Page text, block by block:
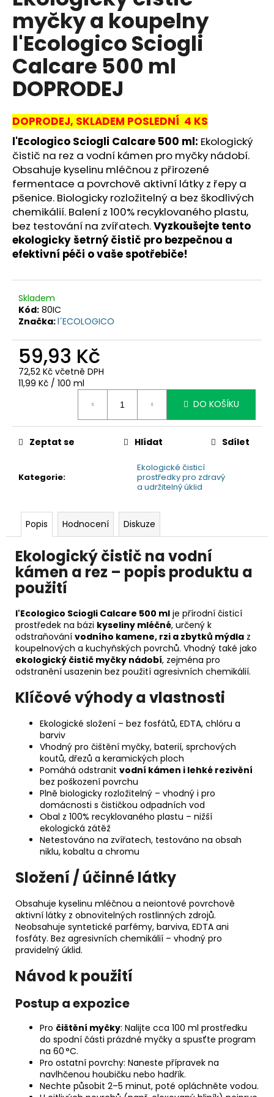
5
hvězdiček.
myčky a koupelny
l'Ecologico Sciogli
Calcare 500 ml
DOPRODEJ
DOPRODEJ, SKLADEM POSLEDNÍ 4 KS
l'Ecologico Sciogli Calcare 500 ml: Ekologický
čistič na rez a vodní kámen pro myčky nádobí.
Obsahuje kyselinu mléčnou z přirozené
fermentace a povrchově aktivní látky z řepy a
pšenice. Biologicky rozložitelný a bez škodlivých
chemikálií. Balení z 100% recyklovaného plastu,
bez testování na zvířatech.Vyzkoušejte tento
ekologicky šetrný čistič pro bezpečnou a
efektivní péči o vaše spotřebiče!
Skladem
Kód: 80IC
Značka:l´ECOLOGICO
59,93 Kč
72,52 Kč včetně DPH
Měrná
11,99 Kč / 100 ml
DO KOŠÍKU
Kategorie:
Ekologické čisticí
prostředky pro zdravý
a udržitelný úklid
Zeptat se Hlídat Sdílet
Popis Hodnocení Diskuze
Ekologický čistič na vodní
kámen a rez – popis produktu a
použití
l'Ecologico Sciogli Calcare 500 ml je přírodní čisticí
prostředek na bázi kyseliny mléčné, určený k
odstraňování vodního kamene, rzi a zbytků mýdla z
koupelnových a kuchyňských povrchů. Vhodný také jako
ekologický čistič myčky nádobí, zejména pro
odstranění usazenin bez použití agresivních chemikálií.
Klíčové výhody a vlastnosti
Ekologické složení – bez fosfátů, EDTA, chlóru a
barviv
Vhodný pro čištění myčky, baterií, sprchových
koutů, dřezů a keramických ploch
Pomáhá odstranit vodní kámen i lehké rezivění
bez poškození povrchu
Plně biologicky rozložitelný – vhodný i pro
domácnosti s čističkou odpadních vod
Obal z 100% recyklovaného plastu – nižší
ekologická zátěž
Netestováno na zvířatech, testováno na obsah
niklu, kobaltu a chromu
Složení / účinné látky
Obsahuje kyselinu mléčnou a neiontové povrchově
aktivní látky z obnovitelných rostlinných zdrojů.
Neobsahuje syntetické parfémy, barviva, EDTA ani
fosfáty. Bez agresivních chemikálií – vhodný pro
pravidelný úklid.
Návod k použití
Postup a expozice
Pro čištění myčky: Nalijte cca 100 ml prostředku
do spodní části prázdné myčky a spusťte program
na 60 °C.
Pro ostatní povrchy: Naneste přípravek na
navlhčenou houbičku nebo hadřík.
Nechte působit 2–5 minut, poté opláchněte vodou.
a
j
í
t
?
HLEDAT
D
o
p
o
r
u
č
e
m
e